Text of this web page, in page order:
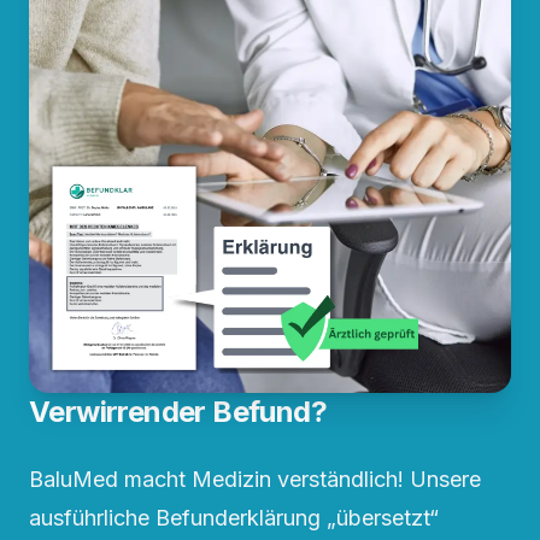
Verwirrender Befund?
BaluMed macht Medizin verständlich! Unsere
ausführliche Befunderklärung „übersetzt“